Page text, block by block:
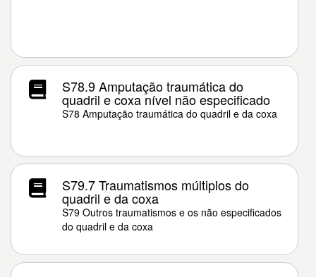
S78.9 Amputação traumática do
quadril e coxa nível não especificado
S78 Amputação traumática do quadril e da coxa
S79.7 Traumatismos múltiplos do
quadril e da coxa
S79 Outros traumatismos e os não especificados
do quadril e da coxa